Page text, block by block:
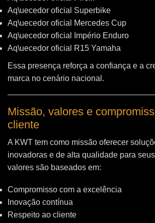
Aq\uecedor oficial Superbike
Aq\uecedor oficial Mercedes Cup
Aq\uecedor oficial Império Enduro
Aq\uecedor oficial R15 Yamaha
Essa presença reforça a confiança e a
marca no cenário nacional.
Missão, valores e
cliente
A KWT tem como missão oferecer
inovadoras e de alta qualidade para
valores são baseados em:
Compromisso com a excelência
Inovação contínua
Respeito ao cliente